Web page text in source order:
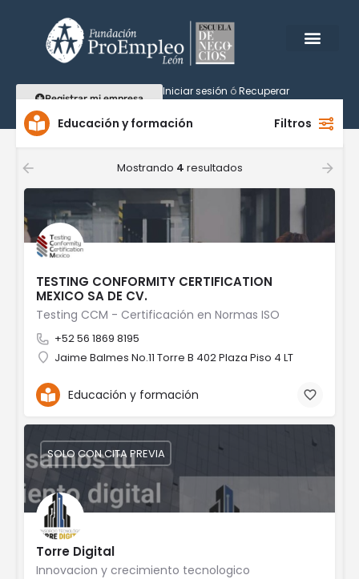
Registrar mi empresa
Iniciar sesión óRecuperar
Educación y formación Filtros
Mostrando 4 resultados
TESTING CONFORMITY CERTIFICATION
MEXICO SA DE CV.
Testing CCM - Certificación en Normas ISO
+52 56 1869 8195
Jaime Balmes No.11 Torre B 402 Plaza Piso 4 LT
Educación y formación
Torre Digital
Innovacion y crecimiento tecnologico
SOLO CON CITA PREVIA